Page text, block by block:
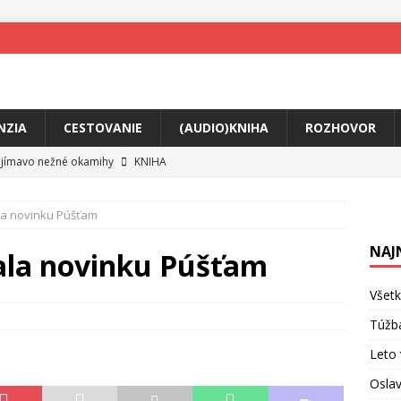
CESTOVANIE (AUDIO)KNIHA ROZHOVOR
nežné okamihy
KNIHA
uprostred bolesti
posolstvo
HUDBA
vás možno prinúti zavolať niekomu ešte dnes
novinku Púšťam
novinku Púšťam
Leto